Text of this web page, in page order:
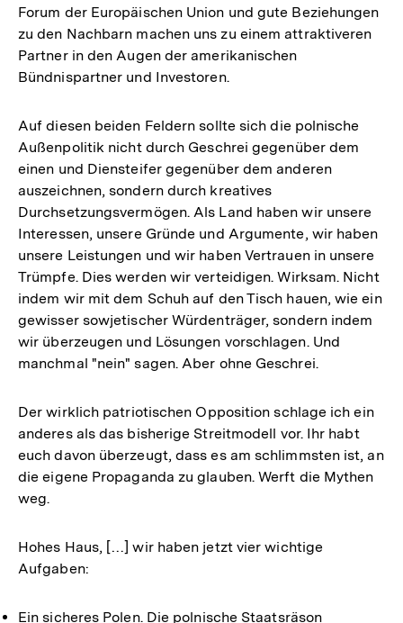
Forum der Europäischen Union und gute Beziehungen
zu den Nachbarn machen uns zu einem attraktiveren
Partner in den Augen der amerikanischen
Bündnispartner und Investoren.
Auf diesen beiden Feldern sollte sich die polnische
Außenpolitik nicht durch Geschrei gegenüber dem
einen und Diensteifer gegenüber dem anderen
auszeichnen, sondern durch kreatives
Durchsetzungsvermögen. Als Land haben wir unsere
Interessen, unsere Gründe und Argumente, wir haben
unsere Leistungen und wir haben Vertrauen in unsere
Trümpfe. Dies werden wir verteidigen. Wirksam. Nicht
indem wir mit dem Schuh auf den Tisch hauen, wie ein
gewisser sowjetischer Würdenträger, sondern indem
wir überzeugen und Lösungen vorschlagen. Und
manchmal "nein" sagen. Aber ohne Geschrei.
Der wirklich patriotischen Opposition schlage ich ein
anderes als das bisherige Streitmodell vor. Ihr habt
euch davon überzeugt, dass es am schlimmsten ist, an
die eigene Propaganda zu glauben. Werft die Mythen
weg.
Hohes Haus, […] wir haben jetzt vier wichtige
Aufgaben:
Ein sicheres Polen. Die polnische Staatsräson